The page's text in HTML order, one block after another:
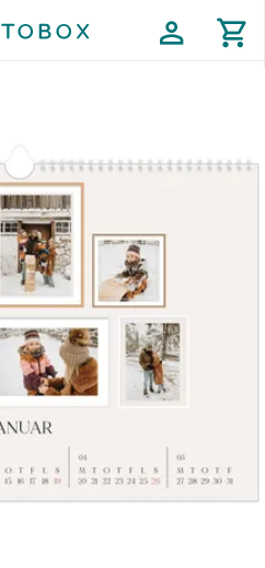
profile shopping_cart